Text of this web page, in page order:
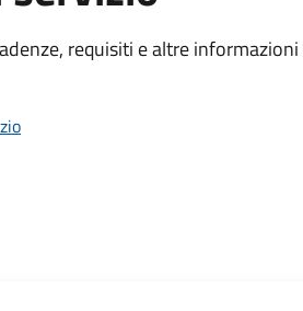
requisiti e altre